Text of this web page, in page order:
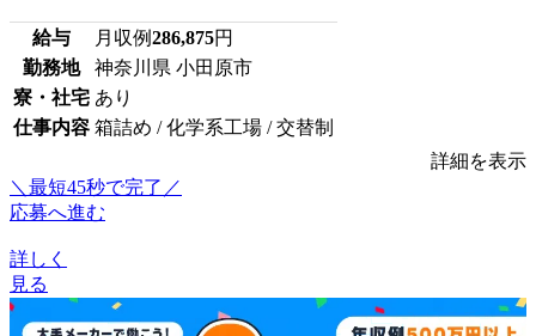
給与 月収例286,875円
勤務地
神奈川県 小田原市
寮・社宅 あり
仕事内容 箱詰め / 化学系工場 / 交替制
詳細を表示
＼最短45秒で完了／
応募へ進む
詳しく
見る